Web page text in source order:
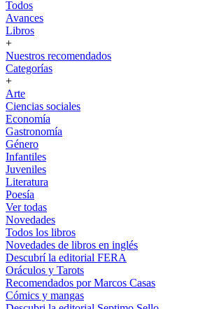
Todos
Avances
Libros
+
Nuestros recomendados
Categorías
+
Arte
Ciencias sociales
Economía
Gastronomía
Género
Infantiles
Juveniles
Literatura
Poesía
Ver todas
Novedades
Todos los libros
Novedades de libros en inglés
Descubrí la editorial FERA
Oráculos y Tarots
Recomendados por Marcos Casas
Cómics y mangas